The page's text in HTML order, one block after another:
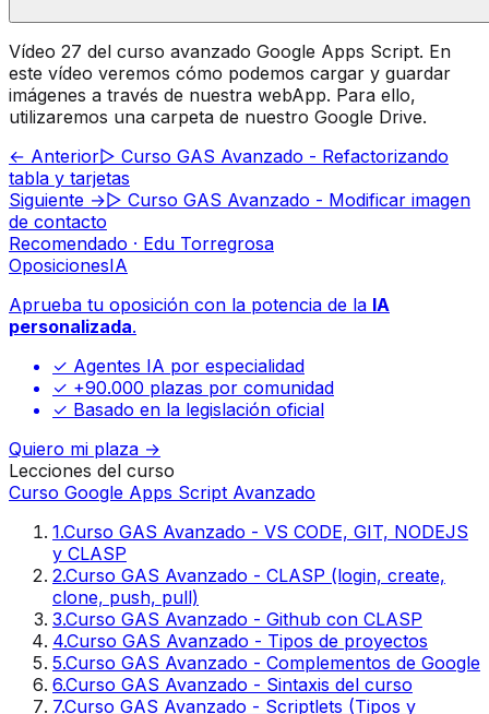
Vídeo 27 del curso avanzado Google Apps Script. En
este vídeo veremos cómo podemos cargar y guardar
imágenes a través de nuestra webApp. Para ello,
utilizaremos una carpeta de nuestro Google Drive.
← Anterior▷ Curso GAS Avanzado - Refactorizando
tabla y tarjetas
Siguiente →▷ Curso GAS Avanzado - Modificar imagen
de contacto
Recomendado · Edu Torregrosa
OposicionesIA
Aprueba tu oposición con la potencia de la IA
personalizada.
✓ Agentes IA por especialidad
✓ +90.000 plazas por comunidad
✓ Basado en la legislación oficial
Quiero mi plaza →
Lecciones del curso
Curso Google Apps Script Avanzado
1.Curso GAS Avanzado - VS CODE, GIT, NODEJS
y CLASP
2.Curso GAS Avanzado - CLASP (login, create,
clone, push, pull)
3.Curso GAS Avanzado - Github con CLASP
4.Curso GAS Avanzado - Tipos de proyectos
5.Curso GAS Avanzado - Complementos de Google
6.Curso GAS Avanzado - Sintaxis del curso
7.Curso GAS Avanzado - Scriptlets (Tipos y